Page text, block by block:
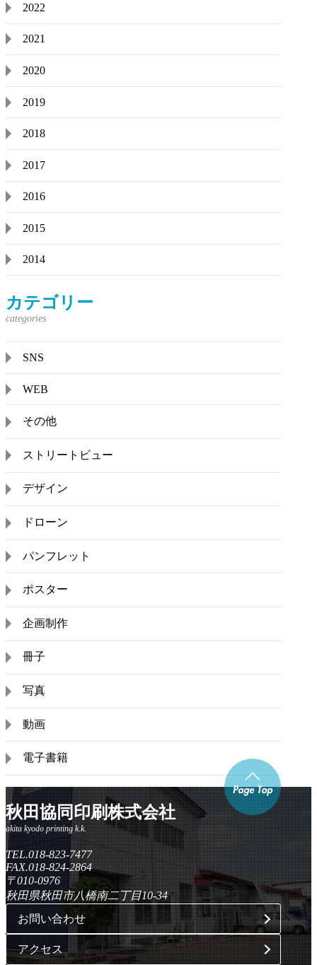
2022
2021
2020
2019
2018
2017
2016
2015
2014
カテゴリー
SNS
WEB
その他
ストリートビュー
デザイン
ドローン
パンフレット
ポスター
企画制作
冊子
写真
動画
電子書籍
秋田協同印刷株式会社
TEL.018-823-7477
FAX.018-824-2864
〒010-0976
秋田県秋田市八橋南二丁目10-34
お問い合わせ
アクセス